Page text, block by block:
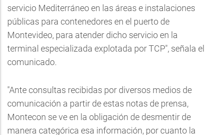
servicio Mediterráneo en las áreas e instalaciones
públicas para contenedores en el puerto de
Montevideo, para atender dicho servicio en la
terminal especializada explotada por TCP", señala el
comunicado.
"Ante consultas recibidas por diversos medios de
comunicación a partir de estas notas de prensa,
Montecon se ve en la obligación de desmentir de
manera categórica esa información, por cuanto la